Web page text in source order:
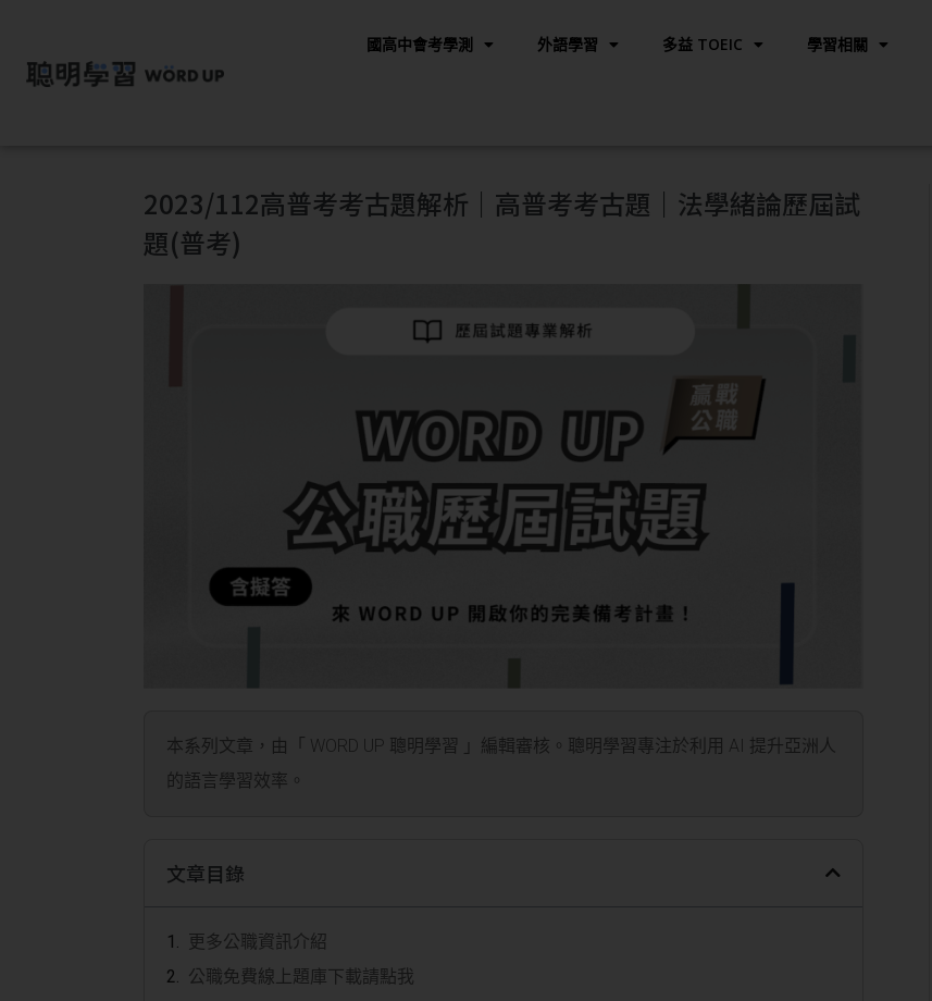
國高中會考學測 外語學習 多益 TOEIC 學習相關
2023/112高普考考古題解析｜高普考考古題｜法學緒論歷屆試
題(普考)
本系列文章，由「 WORD UP 聰明學習 」編輯審核。聰明學習專注於利用 AI 提升亞洲人
的語言學習效率。
文章目錄
更多公職資訊介紹
公職免費線上題庫下載請點我